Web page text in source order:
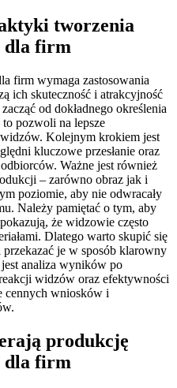
tworzenia
dla firm
firm wymaga zastosowania
ich skuteczność i atrakcyjność
od dokładnego określenia
pozwoli na lepsze
Kolejnym krokiem jest
kluczowe przesłanie oraz
Ważne jest również
– zarówno obraz jak i
poziomie, aby nie odwracały
Należy pamiętać o tym, aby
że widzowie często
Dlatego warto skupić się
je w sposób klarowny
jest analiza wyników po
widzów oraz efektywności
cennych wniosków i
produkcję
dla firm